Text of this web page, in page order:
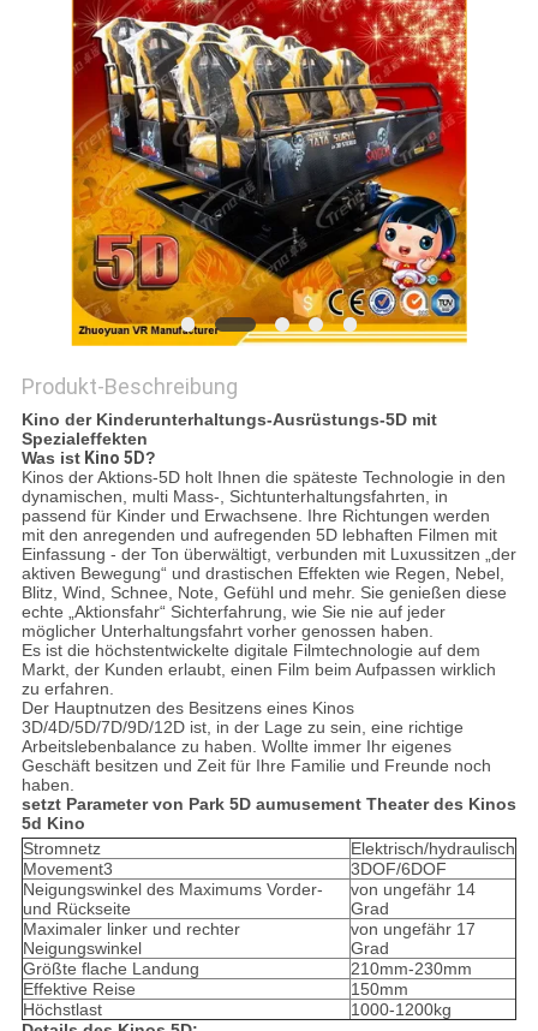
Produkt-Beschreibung
Kino der Kinderunterhaltungs-Ausrüstungs-5D mit
Spezialeffekten
Was istKino 5D?
Kinos der Aktions-5D holt Ihnen die späteste Technologie in den
dynamischen, multi Mass-, Sichtunterhaltungsfahrten, in
passend für Kinder und Erwachsene. Ihre Richtungen werden
mit den anregenden und aufregenden 5D lebhaften Filmen mit
Einfassung - der Ton überwältigt, verbunden mit Luxussitzen „der
aktiven Bewegung“ und drastischen Effekten wie Regen, Nebel,
Blitz, Wind, Schnee, Note, Gefühl und mehr. Sie genießen diese
echte „Aktionsfahr“ Sichterfahrung, wie Sie nie auf jeder
möglicher Unterhaltungsfahrt vorher genossen haben.
Es ist die höchstentwickelte digitale Filmtechnologie auf dem
Markt, der Kunden erlaubt, einen Film beim Aufpassen wirklich
zu erfahren.
Der Hauptnutzen des Besitzens eines Kinos
3D/4D/5D/7D/9D/12D ist, in der Lage zu sein, eine richtige
Arbeitslebenbalance zu haben. Wollte immer Ihr eigenes
Geschäft besitzen und Zeit für Ihre Familie und Freunde noch
haben.
setzt Parameter von Park 5D aumusement Theater des Kinos
5d Kino
Stromnetz
Elektrisch/hydraulisch
Movement3
3DOF/6DOF
Neigungswinkel des Maximums Vorder-
und Rückseite
von ungefähr 14
Grad
Maximaler linker und rechter
Neigungswinkel
von ungefähr 17
Grad
Größte flache Landung
210mm-230mm
Effektive Reise
150mm
Höchstlast
1000-1200kg